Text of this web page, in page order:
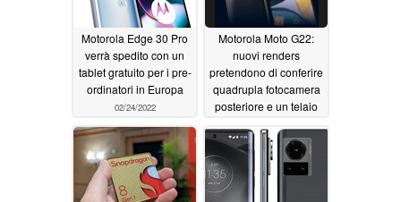
Motorola Edge 30 Pro
verrà spedito con un
tablet gratuito per i pre-
ordinatori in Europa
02/24/2022
Motorola Moto G22:
nuovi renders
pretendono di conferire
quadrupla fotocamera
posteriore e un telaio
presunto prossimo
smartphone
economico 02/24/2022